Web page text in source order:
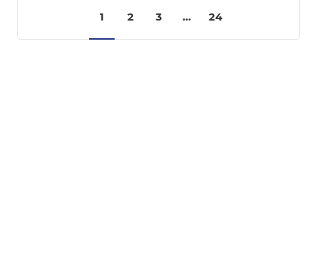
1 2 3 ... 24